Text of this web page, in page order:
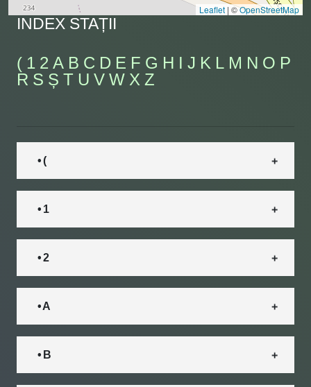
Leaflet | ©OpenStreetMap
INDEX STAȚII
( 1 2 A B C D E F G H I J K L M N O P
R S Ș T U V W X Z
• (
• 1
• 2
• A
• B